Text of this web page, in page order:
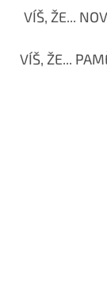
VÍŠ, ŽE...
VÍŠ, ŽE...